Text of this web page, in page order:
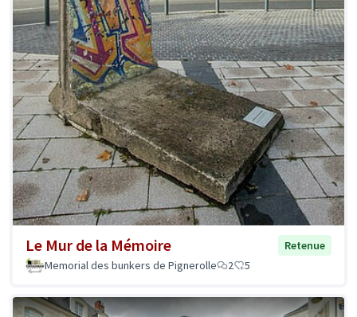
Le Mur de la Mémoire
Retenue
Memorial des bunkers de Pignerolle
2 5